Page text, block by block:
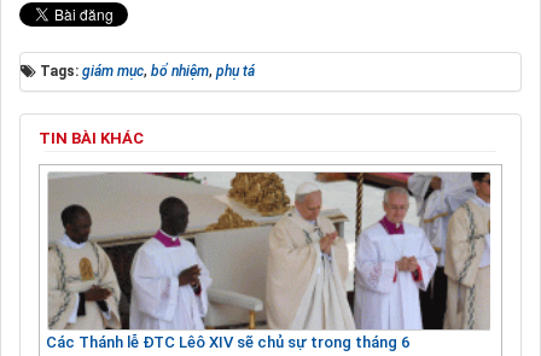
Tags: giám mục, bổ nhiệm, phụ tá
TIN BÀI KHÁC
Các Thánh lễ ĐTC Lêô XIV sẽ chủ sự trong tháng 6